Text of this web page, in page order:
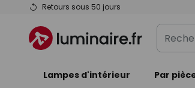
Retours sous 50 jours
Allez
contenu
un
Lampes d'intérieur Par